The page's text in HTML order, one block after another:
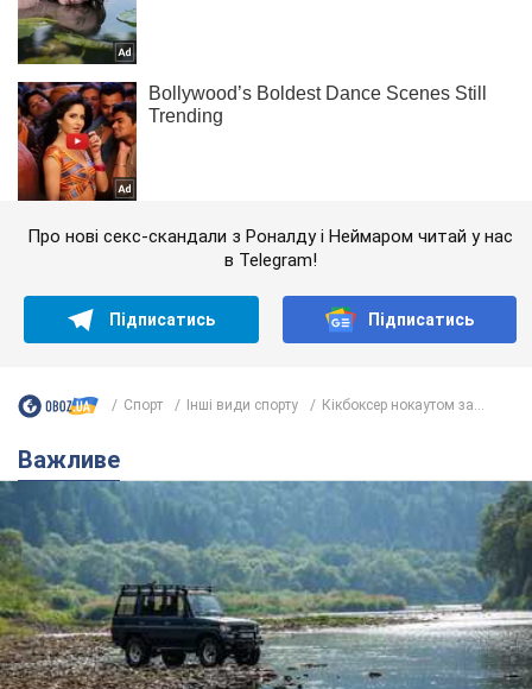
Про нові секс-скандали з Роналду і Неймаром читай у нас
в Telegram!
Підписатись Підписатись
Спорт Інші види спорту Кікбоксер нокаутом за...
Важливе